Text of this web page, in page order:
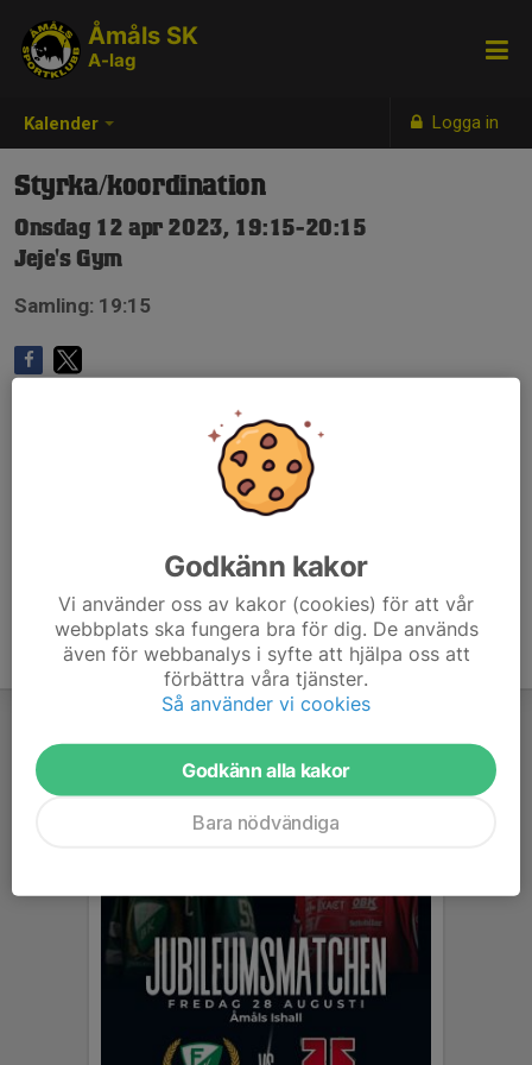
Kalender Logga in
Åmåls SK
A-lag
Styrka/koordination
Onsdag 12 apr 2023, 19:15-20:15
Jeje's Gym
Samling: 19:15
Godkänn kakor
Vi använder oss av kakor (cookies) för att vår
webbplats ska fungera bra för dig. De används
även för webbanalys i syfte att hjälpa oss att
förbättra våra tjänster.
Så använder vi cookies
Godkänn alla kakor
Bara nödvändiga